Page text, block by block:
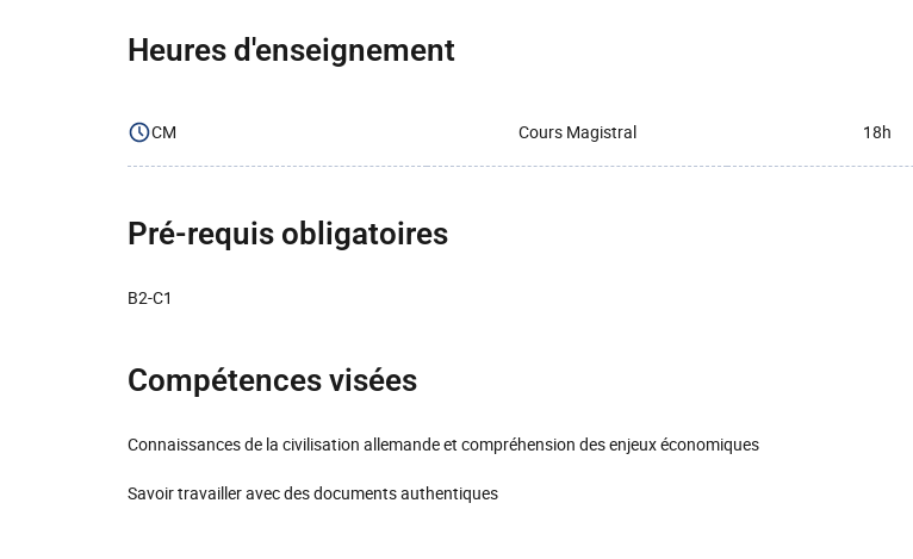
Heures d'enseignement
CM Cours Magistral 18h
Pré-requis obligatoires
B2-C1
Compétences visées
Connaissances de la civilisation allemande et compréhension des enjeux économiques
Savoir travailler avec des documents authentiques